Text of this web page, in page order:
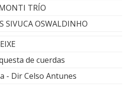
TRÍO
SIVUCA OSWALDINHO
de cuerdas
- Dir Celso Antunes